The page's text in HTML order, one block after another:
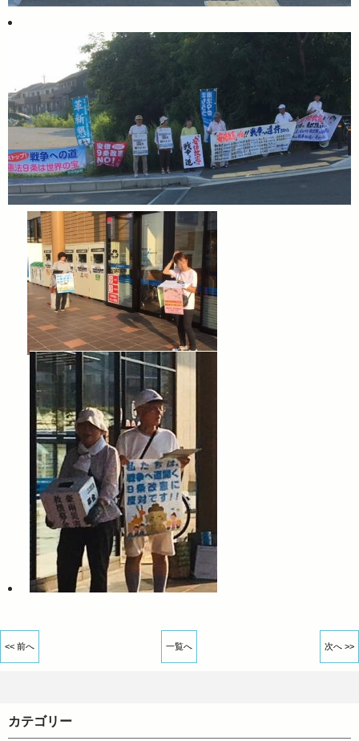
<< 前へ 一覧へ 次へ >>
カテゴリー